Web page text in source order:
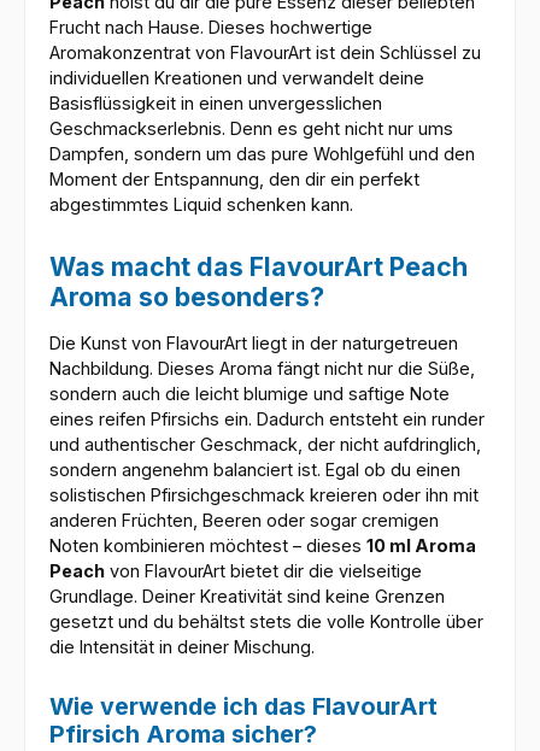
Frucht nach Hause. Dieses hochwertige
Aromakonzentrat von FlavourArt ist dein Schlüssel zu
individuellen Kreationen und verwandelt deine
Basisflüssigkeit in einen unvergesslichen
Geschmackserlebnis. Denn es geht nicht nur ums
Dampfen, sondern um das pure Wohlgefühl und den
Moment der Entspannung, den dir ein perfekt
abgestimmtes Liquid schenken kann.
Was macht das FlavourArt Peach
Aroma so besonders?
Die Kunst von FlavourArt liegt in der naturgetreuen
Nachbildung. Dieses Aroma fängt nicht nur die Süße,
sondern auch die leicht blumige und saftige Note
eines reifen Pfirsichs ein. Dadurch entsteht ein runder
und authentischer Geschmack, der nicht aufdringlich,
sondern angenehm balanciert ist. Egal ob du einen
solistischen Pfirsichgeschmack kreieren oder ihn mit
anderen Früchten, Beeren oder sogar cremigen
Noten kombinieren möchtest – dieses 10 ml Aroma
Peach von FlavourArt bietet dir die vielseitige
Grundlage. Deiner Kreativität sind keine Grenzen
gesetzt und du behältst stets die volle Kontrolle über
die Intensität in deiner Mischung.
Wie verwende ich das FlavourArt
Pfirsich Aroma sicher?